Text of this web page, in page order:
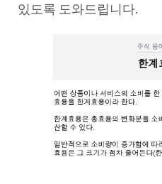
있도록 도와드립니다.